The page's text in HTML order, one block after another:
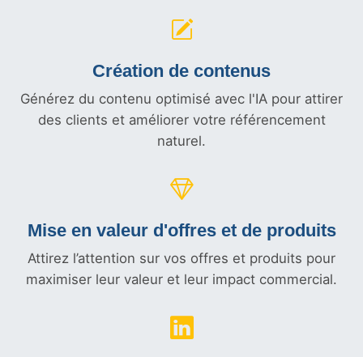
Création de contenus
Générez du contenu optimisé avec l'IA pour attirer
des clients et améliorer votre référencement
naturel.
Mise en valeur d'offres et de produits
Attirez l’attention sur vos offres et produits pour
maximiser leur valeur et leur impact commercial.